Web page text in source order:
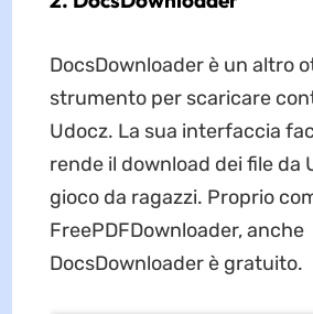
DocsDownloader è un altro
strumento per scaricare
Udocz. La sua interfaccia
rende il download dei file da
gioco da ragazzi. Proprio
FreePDFDownloader, anche
DocsDownloader è gratuito.